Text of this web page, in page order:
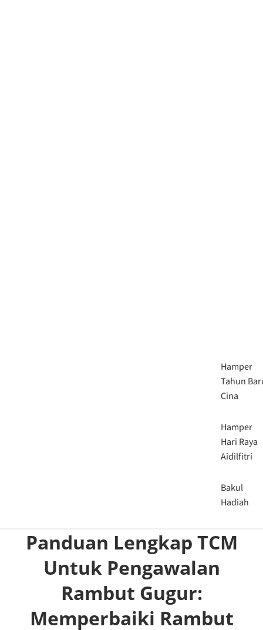
Hamper
Tahun
Cina
Hamper
Hari Raya
Aidilfitri
Bakul
Hadiah
Panduan Lengkap TCM
Untuk Pengawalan
Rambut Gugur:
Memperbaiki Rambut